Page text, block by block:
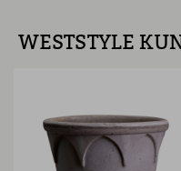
WESTSTYLE